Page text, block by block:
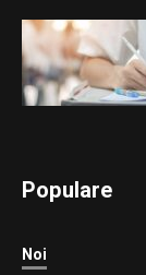
Populare
Noi